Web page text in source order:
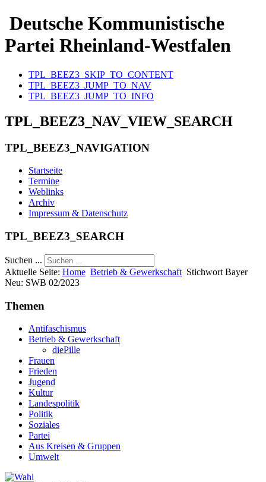
Deutsche Kommunistische
Partei Rheinland-Westfalen
TPL_BEEZ3_SKIP_TO_CONTENT
TPL_BEEZ3_JUMP_TO_NAV
TPL_BEEZ3_JUMP_TO_INFO
TPL_BEEZ3_NAV_VIEW_SEARCH
TPL_BEEZ3_NAVIGATION
Startseite
Termine
Weblinks
Archiv
Impressum & Datenschutz
TPL_BEEZ3_SEARCH
Suchen ...
Aktuelle Seite: Home Betrieb & Gewerkschaft Stichwort Bayer
Neu: SWB 02/2023
Themen
Antifaschismus
Betrieb & Gewerkschaft
diePille
Frauen
Frieden
Jugend
Kultur
Landespolitik
Politik
Soziales
Partei
Aus Kreisen & Gruppen
Umwelt